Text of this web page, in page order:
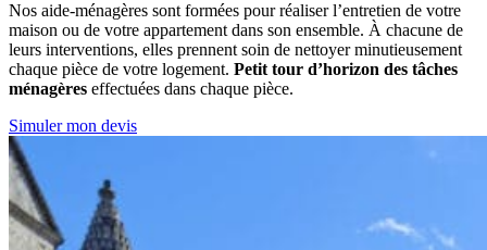
Nos aide-ménagères sont formées pour réaliser l’entretien de votre
maison ou de votre appartement dans son ensemble. À chacune de
leurs interventions, elles prennent soin de nettoyer minutieusement
chaque pièce de votre logement. Petit tour d’horizon des tâches
ménagères effectuées dans chaque pièce.
Simuler mon devis